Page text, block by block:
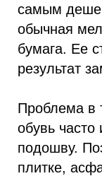
самым
обычная
бумага. Ее
результат
Проблема в
обувь
подошву.
плитке,